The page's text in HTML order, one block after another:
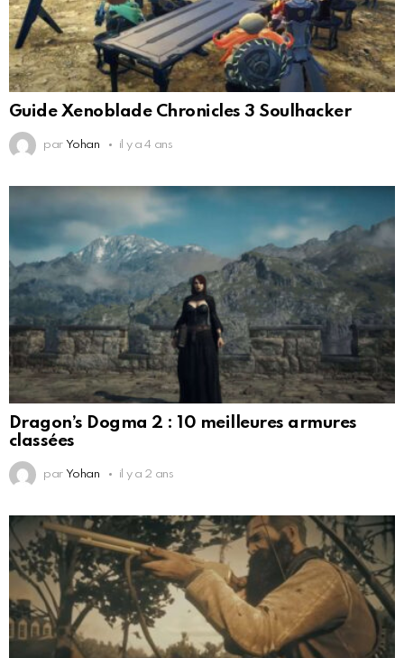
Guide Xenoblade Chronicles 3 Soulhacker
par Yohan il y a 4 ans
Dragon’s Dogma 2 : 10 meilleures armures
classées
par Yohan il y a 2 ans